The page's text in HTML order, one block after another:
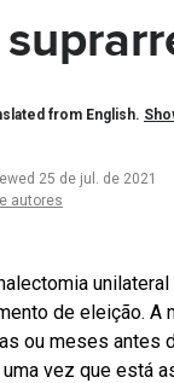
from English.
25 de jul. de 2021
autores
de eleição. A
ou meses antes
vez que está